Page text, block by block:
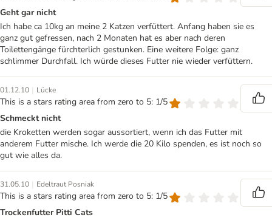
Geht gar nicht
Ich habe ca 10kg an meine 2 Katzen verfüttert. Anfang haben sie es
ganz gut gefressen, nach 2 Monaten hat es aber nach deren
Toilettengänge fürchterlich gestunken. Eine weitere Folge: ganz
schlimmer Durchfall. Ich würde dieses Futter nie wieder verfüttern.
01.12.10 | Lücke
This is a stars rating area from zero to 5: 1/5
Schmeckt nicht
die Kroketten werden sogar aussortiert, wenn ich das Futter mit
anderem Futter mische. Ich werde die 20 Kilo spenden, es ist noch so
gut wie alles da.
31.05.10 | Edeltraut Posniak
This is a stars rating area from zero to 5: 1/5
Trockenfutter Pitti Cats